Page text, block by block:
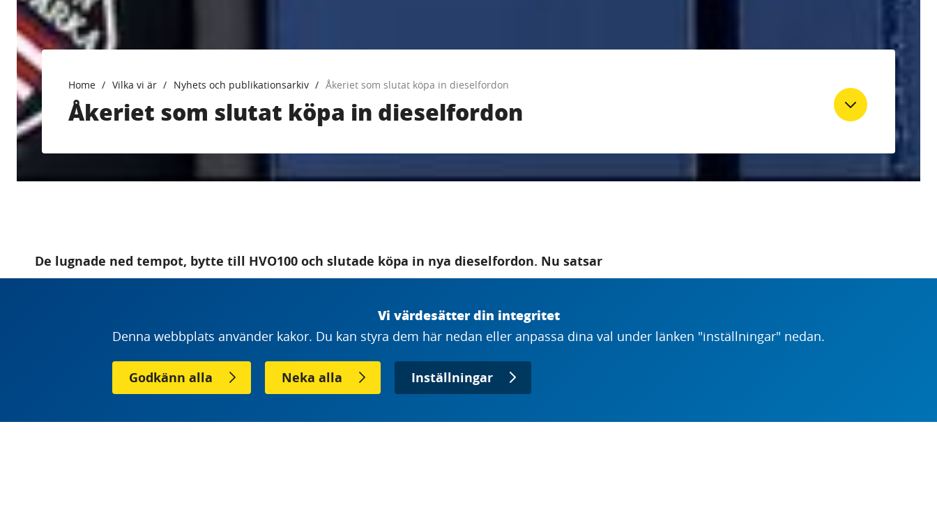
Home Vilka vi är Nyhets och publikationsarkiv Åkeriet som slutat köpa in dieselfordon
Åkeriet som slutat köpa in dieselfordon
De lugnade ned tempot, bytte till HVO100 och slutade köpa in nya dieselfordon. Nu satsar
de helhjärtat på el och biogas, med HVO100 som tillfällig lösning. Orsaken? Både
chaufförerna och klimatet. Det familjeägda åkeriet Alfredsson Transports VD delar här
med sig av företagets resa mot fossilfritt.
För tjugo år sedan insåg åkeriets VD Erik Alfredsson att det var dags att tänka om.
– På den tiden var det tuffaste man kunde göra att köra så mycket som möjligt på så kort tid som
Vi värdesätter din integritet
Denna webbplats använder kakor. Du kan styra dem här nedan eller anpassa dina val under länken "inställningar" nedan.
Godkänn alla Neka alla Inställningar